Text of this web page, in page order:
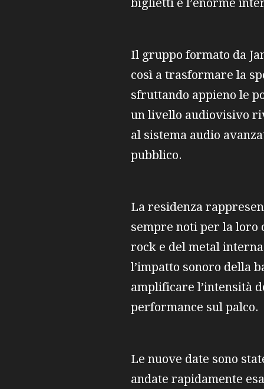
biglietti e l’enorme
Il gruppo formato da
così a trasformare la
sfruttando appieno le
un livello audiovisivo
al sistema audio
pubblico.
La residenza
sempre noti per la loro
rock e del metal
l’impatto sonoro della
amplificare l’intensità
performance sul palco.
Le nuove date sono
andate rapidamente